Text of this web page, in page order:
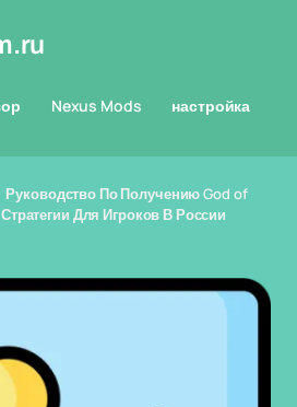
Nexus Mods
настройка
Руководство По Получению God of
Для Игроков В России